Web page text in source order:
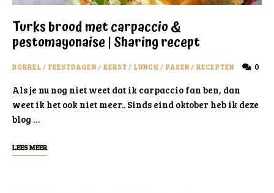
Turks brood met carpaccio &
pestomayonaise | Sharing recept
BORREL / FEESTDAGEN/ KERST / LUNCH / PASEN / RECEPTEN 0
Als je nu nog niet weet dat ik carpaccio fan ben, dan
weet ik het ook niet meer.. Sinds eind oktober heb ik deze
blog …
LEES MEER